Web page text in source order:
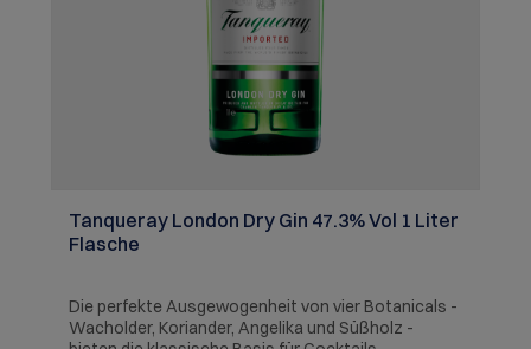
Tanqueray London Dry Gin 47.3% Vol 1 Liter
Flasche
Die perfekte Ausgewogenheit von vier Botanicals -
Wacholder, Koriander, Angelika und Süßholz -